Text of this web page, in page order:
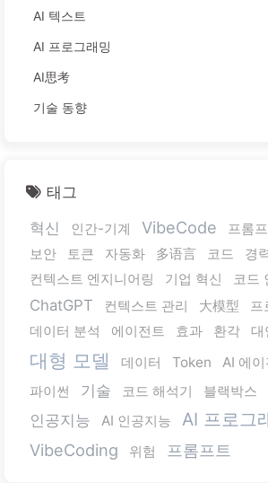
AI 텍스트
AI 프로그래밍
AI思考
기술 동향
태그
혁신
인간-기계 VibeCode 프롬
보안 토큰 자동화 多语言 코드 경
컨텍스트 엔지니어링
기업 혁신 코드
ChatGPT 컨텍스트 관리 大模型
프
데이터 분석
에이전트 효과 환각 대
대형 모델 데이터 Token AI 에이
파이썬 기술 코드 해석기 블랙박스
인공지능 AI 인공지능 AI 프로그
VibeCoding 위험 프롬프트